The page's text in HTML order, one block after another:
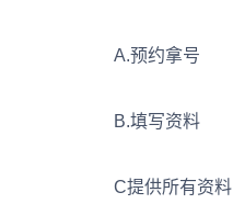
A.预约拿号
B.填写资料
C提供所有资料